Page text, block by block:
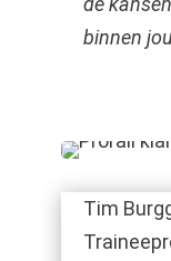
binnen
Tim